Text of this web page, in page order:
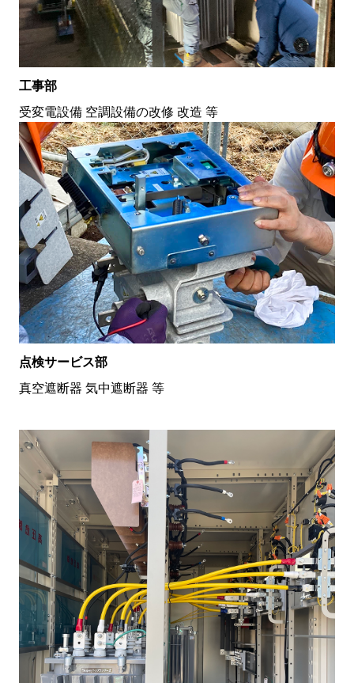
工事部
受変電設備 空調設備の改修 改造 等
点検サービス部
真空遮断器 気中遮断器 等